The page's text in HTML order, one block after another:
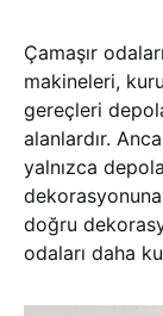
Çamaşır
makineleri,
gereçleri
alanlardır.
yalnızca
doğru
odaları daha